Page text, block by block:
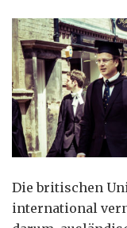
Die britischen
international